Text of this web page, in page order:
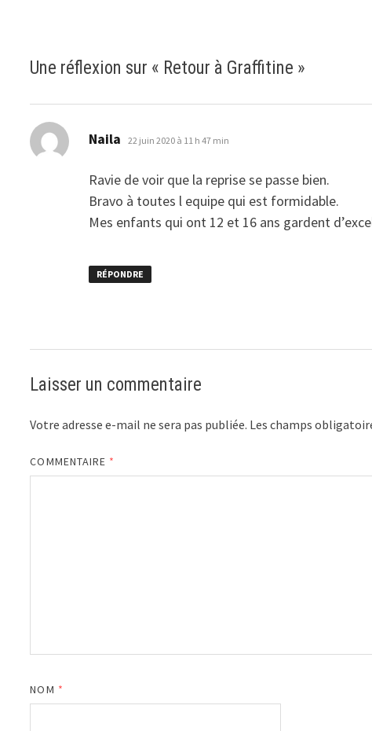
Une réflexion sur « Retour à Graffitine »
Naila dit :
22 juin 2020 à 11 h 47 min
Ravie de voir que la reprise se passe bien.
Bravo à toutes l equipe qui est formidable.
Mes enfants qui ont 12 et 16 ans gardent
RÉPONDRE
Laisser un commentaire
Votre adresse e-mail ne sera pas publiée. Les champs
COMMENTAIRE *
NOM *